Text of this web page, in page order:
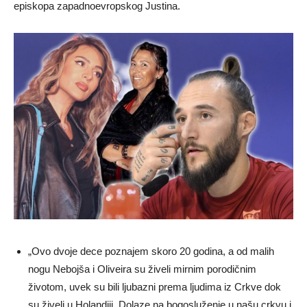
episkopa zapadnoevropskog Justina.
„Ovo dvoje dece poznajem skoro 20 godina, a od malih
nogu Nebojša i Oliveira su živeli mirnim porodičnim
životom, uvek su bili ljubazni prema ljudima iz Crkve dok
su živeli u Holandiji. Dolaze na bogosluženje u našu crkvu i